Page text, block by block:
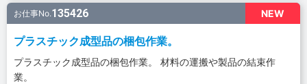
NEW
お仕事No.135426
プラスチック成型品の梱包作業。
プラスチック成型品の梱包作業。 材料の運搬や製品の結束作
業。